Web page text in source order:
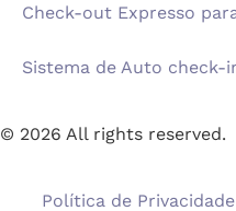
Check-out Expresso
Sistema de Auto check-
© 2026 All rights reserved.
Política de Privacidade